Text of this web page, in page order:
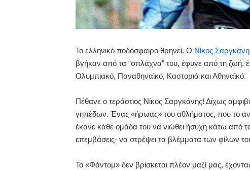
Το ελληνικό ποδόσφαιρο θρηνεί. Ο Νίκος
βγήκαν από τα “σπλάχνα” του, έφυγε από τη ζωή,
Ολυμπιακό, Παναθηναϊκό, Καστοριά και Αθηναϊκό.
Πέθανε ο τεράστιος Νίκος Σαργκάνης! Δίχως
γηπέδων. Ένας «ήρωας» του αθλήματος, που το
έκανε κάθε ομάδα του να νιώθει ήσυχη κάτω από
επεμβάσεις- να στρέψει τα βλέμματα των φίλων
Το «Φάντομ» δεν βρίσκεται πλέον μαζί μας,